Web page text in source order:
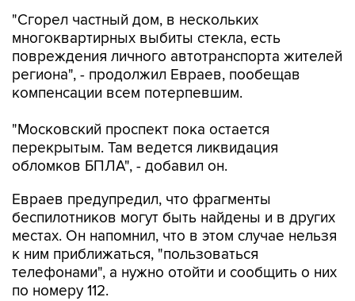
"Сгорел частный дом, в нескольких
многоквартирных выбиты стекла, есть
повреждения личного автотранспорта жителей
региона", - продолжил Евраев, пообещав
компенсации всем потерпевшим.
"Московский проспект пока остается
перекрытым. Там ведется ликвидация
обломков БПЛА", - добавил он.
Евраев предупредил, что фрагменты
беспилотников могут быть найдены и в других
местах. Он напомнил, что в этом случае нельзя
к ним приближаться, "пользоваться
телефонами", а нужно отойти и сообщить о них
по номеру 112.